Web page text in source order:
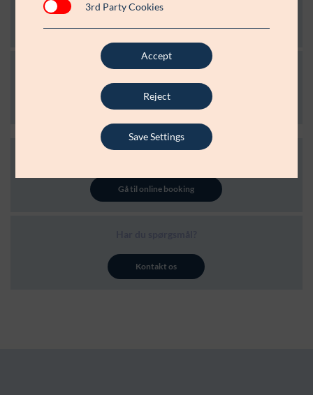
Bordopstilling konference - samlet oversigt
Download PDF
Gå til online booking
Kontakt os
3rd Party Cookies
Accept
Reject
Save Settings